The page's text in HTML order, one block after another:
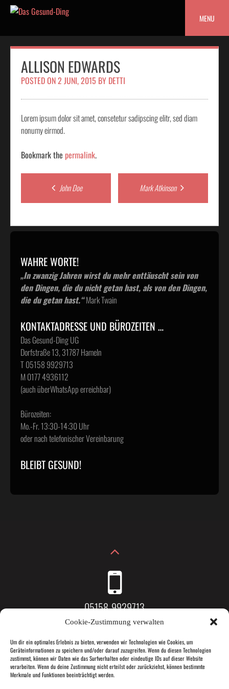
Cookie-Zustimmung verwalten
Um dir ein optimales Erlebnis zu bieten, verwenden wir Technologien wie Cookies, um
Geräteinformationen zu speichern und/oder darauf zuzugreifen. Wenn du diesen Technologien
zustimmst, können wir Daten wie das Surfverhalten oder eindeutige IDs auf dieser Website
verarbeiten. Wenn du deine Zustimmung nicht erteilst oder zurückziehst, können bestimmte
Merkmale und Funktionen beeinträchtigt werden.
Skip
MENU
ALLISON EDWARDS
POSTED ON2 JUNI, 2015 BY DETTI
Lorem ipsum dolor sit amet, consetetur sadipscing elitr, sed diam
nonumy eirmod.
Bookmark the permalink.
navigation
John Doe Mark Atkinson
WAHRE WORTE!
„In zwanzig Jahren wirst du mehr enttäuscht sein von
den Dingen, die du nicht getan hast, als von den Dingen,
die du getan hast.“Mark Twain
KONTAKTADRESSE UND BÜROZEITEN …
Das Gesund-Ding UG
Dorfstraße 13, 31787 Hameln
T 05158 9929713
M 0177 4936112
(auch überWhatsApp erreichbar)
Bürozeiten:
Mo.-Fr. 13:30-14:30 Uhr
oder nach telefonischer Vereinbarung
BLEIBT GESUND!
05158-9929713
Dorfstraße 13, 31787 Hameln